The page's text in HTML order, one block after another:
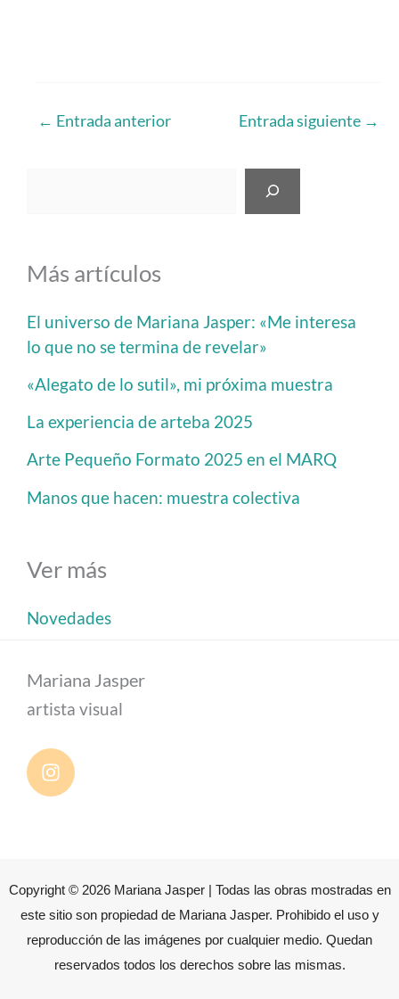
← Entrada anterior Entrada siguiente →
Más artículos
El universo de Mariana Jasper: «Me interesa
lo que no se termina de revelar»
«Alegato de lo sutil», mi próxima muestra
La experiencia de arteba 2025
Arte Pequeño Formato 2025 en el MARQ
Manos que hacen: muestra colectiva
Ver más
Novedades
Mariana Jasper
artista visual
Copyright © 2026 Mariana Jasper | Todas las obras mostradas en
este sitio son propiedad de Mariana Jasper. Prohibido el uso y
reproducción de las imágenes por cualquier medio. Quedan
reservados todos los derechos sobre las mismas.